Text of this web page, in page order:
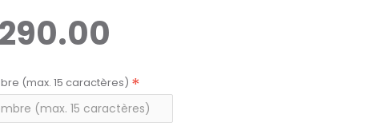
(max. 15 caractères)